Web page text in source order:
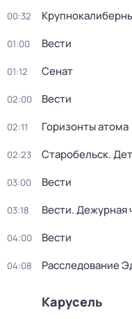
00:32
01:00 Вести
01:12 Сенат
02:00 Вести
02:11 Горизонты атома
02:23 Старобельск.
03:00 Вести
03:18 Вести. Дежурная
04:00 Вести
04:08 Расследование
Карусель